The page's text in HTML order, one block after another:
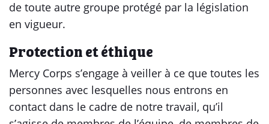
de toute autre groupe protégé par la législation
en vigueur.
Protection et éthique
Mercy Corps s’engage à veiller à ce que toutes les
personnes avec lesquelles nous entrons en
contact dans le cadre de notre travail, qu’il